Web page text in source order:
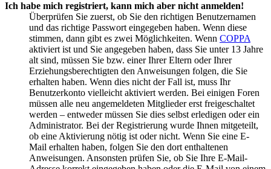
Ich habe mich registriert, kann mich aber nicht anmelden!
Überprüfen Sie zuerst, ob Sie den richtigen Benutzernamen
und das richtige Passwort eingegeben haben. Wenn diese
stimmen, dann gibt es zwei Möglichkeiten. Wenn COPPA
aktiviert ist und Sie angegeben haben, dass Sie unter 13 Jahre
alt sind, müssen Sie bzw. einer Ihrer Eltern oder Ihrer
Erziehungsberechtigten den Anweisungen folgen, die Sie
erhalten haben. Wenn dies nicht der Fall ist, muss Ihr
Benutzerkonto vielleicht aktiviert werden. Bei einigen Foren
müssen alle neu angemeldeten Mitglieder erst freigeschaltet
werden – entweder müssen Sie dies selbst erledigen oder ein
Administrator. Bei der Registrierung wurde Ihnen mitgeteilt,
ob eine Aktivierung nötig ist oder nicht. Wenn Sie eine E-
Mail erhalten haben, folgen Sie den dort enthaltenen
Anweisungen. Ansonsten prüfen Sie, ob Sie Ihre E-Mail-